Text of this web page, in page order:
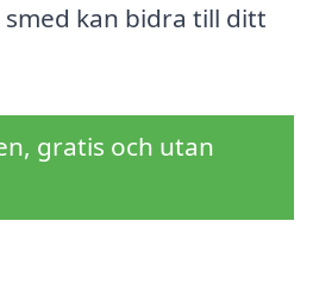
kan bidra till ditt
gratis och utan